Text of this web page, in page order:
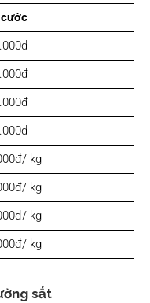
kg
kg
kg
kg
sắt